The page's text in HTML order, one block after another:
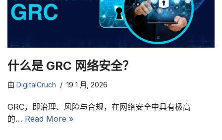
什么是 GRC 网络安全？
由 DigitalCruch 19 1 月, 2026
GRC，即治理、风险与合规，在网络安全中具有极高
的… Read More »